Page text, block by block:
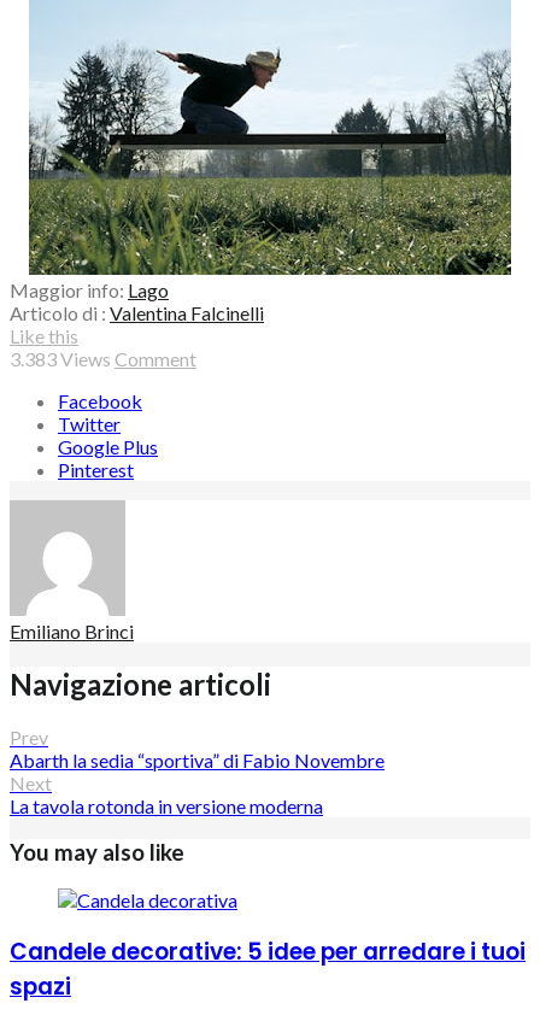
Maggior info: Lago
Articolo di : Valentina Falcinelli
Like this
3.383Views Comment
Facebook
Twitter
Google Plus
Pinterest
Emiliano Brinci
Navigazione articoli
Prev
Abarth la sedia “sportiva” di Fabio Novembre
Next
La tavola rotonda in versione moderna
You may also like
Candele decorative: 5 idee per arredare i tuoi
spazi